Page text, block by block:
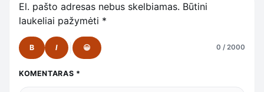
El. pašto adresas nebus skelbiamas. Būtini
laukeliai pažymėti *
B I 😀 0 / 2000
KOMENTARAS *